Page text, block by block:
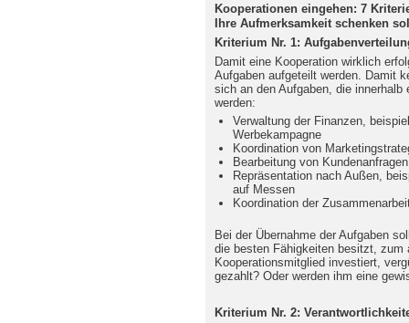
Kooperationen eingehen: 7
Ihre Aufmerksamkeit schenken
Kriterium Nr. 1:
Damit eine Kooperation wirklich
Aufgaben aufgeteilt werden. Damit
sich an den Aufgaben, die
werden:
Verwaltung der Finanzen,
Werbekampagne
Koordination von
Bearbeitung von
Repräsentation nach Außen,
auf Messen
Koordination der
Bei der Übernahme der Aufgaben
die besten Fähigkeiten besitzt, zum
Kooperationsmitglied investiert,
gezahlt? Oder werden ihm eine
Kriterium Nr. 2: